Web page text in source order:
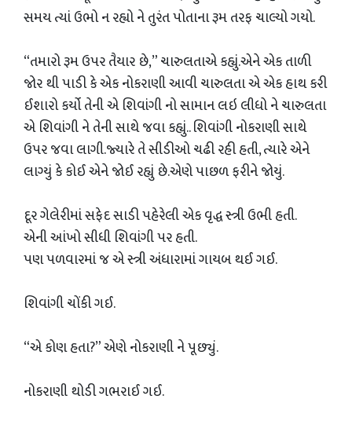
સમય ત્યાં ઉભો ન રહ્યો ને તુરંત પોતાના રૂમ તરફ ચાલ્યો ગયો.
“તમારો રૂમ ઉપર તૈયાર છે,” ચારુલતાએ કહ્યું.એને એક તાળી
જોર થી પાડી કે એક નોકરાણી આવી ચારુલતા એ એક હાથ કરી
ઈશારો કર્યો તેની એ શિવાંગી નો સામાન લઇ લીધો ને ચારુલતા
એ શિવાંગી ને તેની સાથે જવા કહ્યું.. શિવાંગી નોકરાણી સાથે
ઉપર જવા લાગી.જ્યારે તે સીડીઓ ચઢી રહી હતી, ત્યારે એને
લાગ્યું કે કોઈ એને જોઈ રહ્યું છે.એણે પાછળ ફરીને જોયું.
દૂર ગેલેરીમાં સફેદ સાડી પહેરેલી એક વૃદ્ધ સ્ત્રી ઉભી હતી.
એની આંખો સીધી શિવાંગી પર હતી.
પણ પળવારમાં જ એ સ્ત્રી અંધારામાં ગાયબ થઈ ગઈ.
શિવાંગી ચોંકી ગઈ.
“એ કોણ હતા?” એણે નોકરાણી ને પૂછ્યું.
નોકરાણી થોડી ગભરાઈ ગઈ.